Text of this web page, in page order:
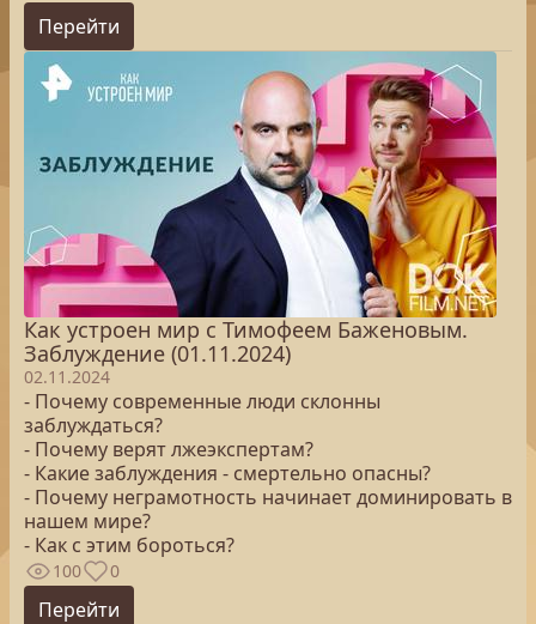
Перейти
Как устроен мир с Тимофеем Баженовым.
Заблуждение (01.11.2024)
02.11.2024
- Почему современные люди склонны
заблуждаться?
- Почему верят лжеэкспертам?
- Какие заблуждения - смертельно опасны?
- Почему неграмотность начинает доминировать в
нашем мире?
- Как с этим бороться?
100 0
Перейти